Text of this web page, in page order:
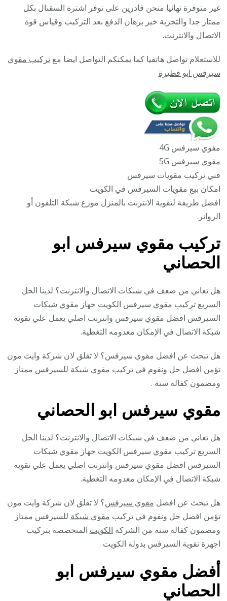
أصلي
غير متوفرة نهائيا منحن قادرين على توفر اشترة السقنال بكل
ممتاز جدا والتجربة خير برهان الدفع بعد التركيب وقياس قوة
الاتصال والانترنت.
للاستعلام تواصل هاتفيا كما يمكنكم التواصل ايضا معتركيب مقوي
سيرفس ابو فطيرة
مقوي سيرفس 4G
مقوي سيرفس 5G
فني تركيب مقويات سيرفس
امكان بيع مقويات السيرفس في الكويت
افضل طريقة لتقوية الانترنت بالمنزل موزع شبكة التلفون أو
الرواتر.
تركيب مقوي سيرفس ابو
الحصاني
هل تعاني من ضعف في شبكات الاتصال والانترنت؟ لدينا الحل
السريع تركيب مقوي سيرفس الكويت جهاز مقوي شبكات
السيرفس افضل مقوي سيرفس وانترنت اصلي يعمل علي تقويه
شبكة الاتصال في الإمكان معدومه التغطية.
هل تبحث عن افضل مقوي سيرفس؟ لا تقلق لان شركة وايت مون
تؤمن افضل حل ونقوم في تركيب مقوي شبكة للسيرفس ممتاز
ومضمون كفالة سنة .
مقوي سيرفس ابو الحصاني
هل تعاني من ضعف في شبكات الاتصال والانترنت؟ لدينا الحل
السريع تركيب مقوي سيرفس الكويت جهاز مقوي شبكات
السيرفس افضل مقوي سيرفس وانترنت اصلي يعمل علي تقويه
شبكة الاتصال في الإمكان معدومه التغطية.
هل تبحث عن افضل مقوي سيرفس؟ لا تقلق لان شركة وايت مون
تؤمن افضل حل ونقوم في تركيب مقوي شبكة للسيرفس ممتاز
ومضمون كفالة سنة من الشركة الكويت المتخصصة بتركيب
اجهزة تقوية السيرفس بدولة الكويت .
أفضل مقوي سيرفس ابو
الحصاني